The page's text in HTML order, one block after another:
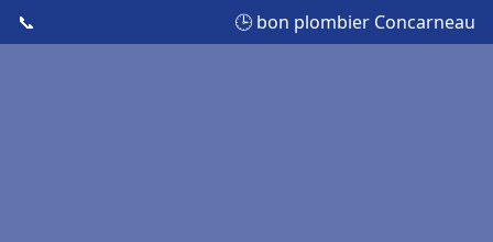
📞 🕒 bon plombier Concarneau